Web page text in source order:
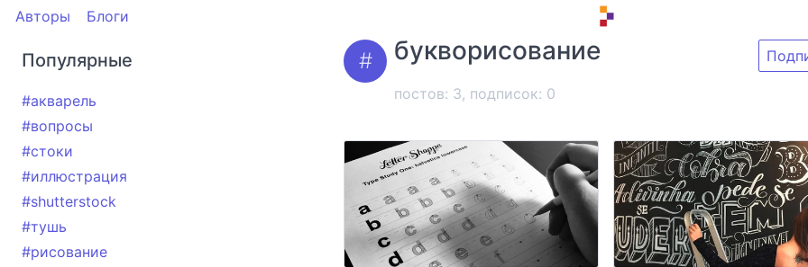
Авторы Блоги
Популярные
#акварель
#вопросы
#стоки
#иллюстрация
#shutterstock
#тушь
#рисование
букворисование
постов: 3, подписок: 0